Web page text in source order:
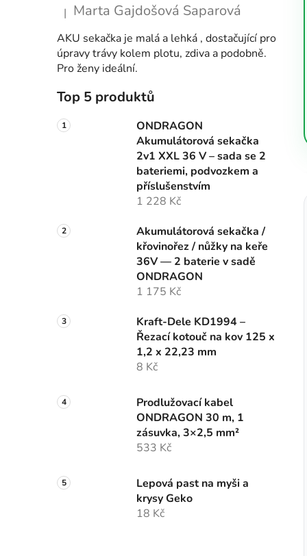
Hodnocení produktu je 5 z 5 hvězdiček.
| Marta Gajdošová Saparová
AKU sekačka je malá a lehká , dostačující pro
úpravy trávy kolem plotu, zdiva a podobně.
Pro ženy ideální.
Top 5 produktů
ONDRAGON
Akumulátorová sekačka
2v1 XXL 36 V – sada se 2
bateriemi, podvozkem a
příslušenstvím
1 228 Kč
Akumulátorová sekačka /
křovinořez / nůžky na keře
36V — 2 baterie v sadě
ONDRAGON
1 175 Kč
Kraft-Dele KD1994 –
Řezací kotouč na kov 125 x
1,2 x 22,23 mm
8 Kč
Prodlužovací kabel
ONDRAGON 30 m, 1
zásuvka, 3×2,5 mm²
533 Kč
Lepová past na myši a
krysy Geko
18 Kč